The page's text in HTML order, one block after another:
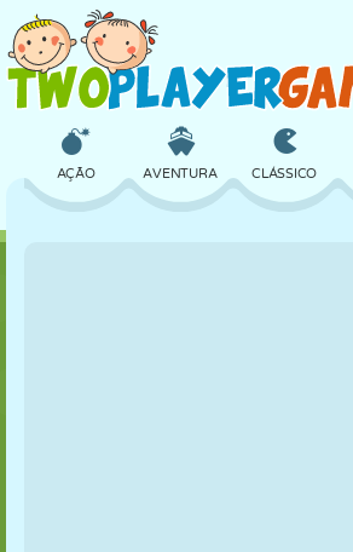
AÇÃO AVENTURA CLÁSSICO